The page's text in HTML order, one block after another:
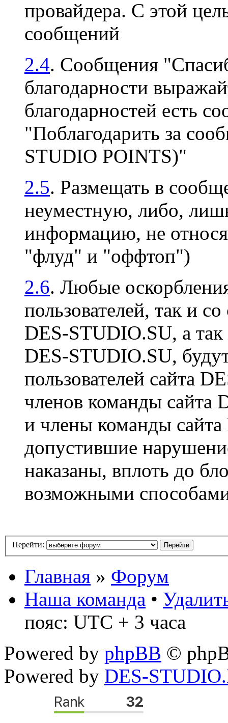
провайдера. С этой
сообщений
2.4. Сообщения
благодарности
благодарностей есть
"Поблагодарить за
STUDIO POINTS)"
2.5. Размещать в
неуместную, либо,
информацию, не
"флуд" и "оффтоп")
2.6. Любые
пользователей, так и
DES-STUDIO.SU, а
DES-STUDIO.SU,
пользователей сайта
членов команды сайта
и члены команды
допустившие
наказаны, вплоть до
возможными
Перейти:
Главная » Форум
Наша команда •
пояс: UTC + 3 часа
Powered by phpBB ©
Powered by DES-